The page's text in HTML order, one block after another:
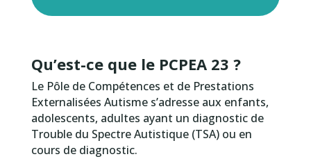
Qu’est-ce que le PCPEA 23 ?
Le Pôle de Compétences et de Prestations
Externalisées Autisme s’adresse aux enfants,
adolescents, adultes ayant un diagnostic de
Trouble du Spectre Autistique (TSA) ou en
cours de diagnostic.